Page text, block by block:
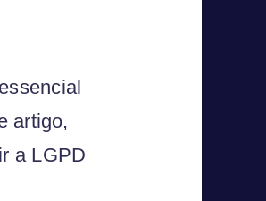
artigo,
a LGPD